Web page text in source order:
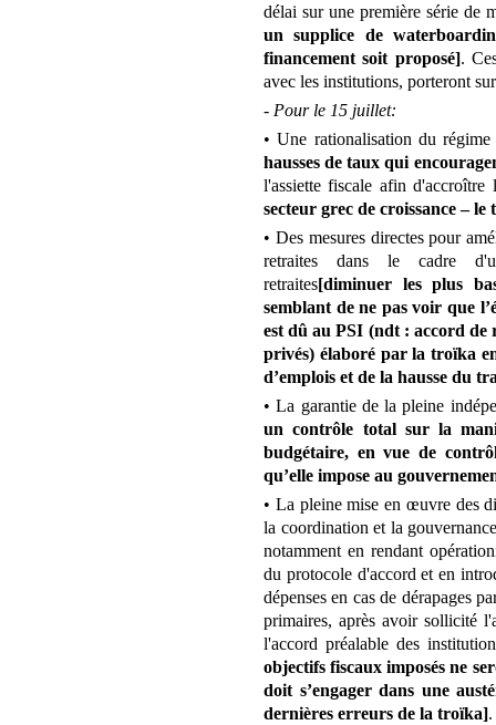
délai sur une première série de
un supplice de
financement soit proposé].
avec les institutions, porteront
- Pour le 15 juillet:
• Une rationalisation du
hausses de taux qui
l'assiette fiscale afin d'accroître
secteur grec de croissance – le
• Des mesures directes pour
retraites dans le cadre
retraites[diminuer les plus
semblant de ne pas voir que
est dû au PSI (ndt : accord de
privés) élaboré par la troïka
d’emplois et de la hausse du
• La garantie de la pleine
un contrôle total sur la
budgétaire, en vue de
qu’elle impose au
• La pleine mise en œuvre des
la coordination et la
notamment en rendant
du protocole d'accord et en
dépenses en cas de dérapages
primaires, après avoir sollicité
l'accord préalable des
objectifs fiscaux imposés ne
doit s’engager dans une
dernières erreurs de la troïka].